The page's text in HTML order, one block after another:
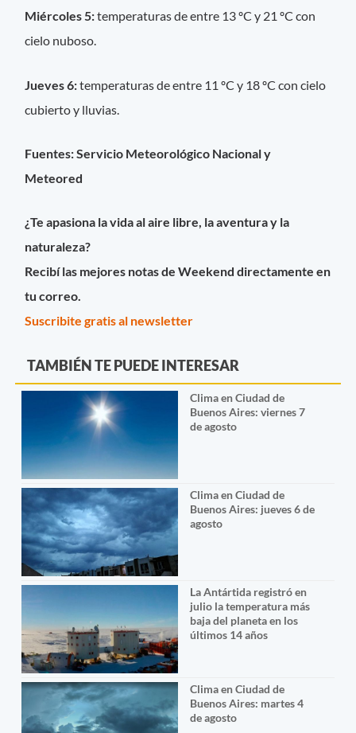
Miércoles 5:temperaturas de entre 13 ºC y 21 ºC con
cielo nuboso.
Jueves 6:temperaturas de entre 11 ºC y 18 ºC con cielo
cubierto y lluvias.
Fuentes: Servicio Meteorológico Nacional y
Meteored
¿Te apasiona la vida al aire libre, la aventura y la
naturaleza?
Recibí las mejores notas de Weekend directamente en
tu correo.
Suscribite gratis al newsletter
TAMBIÉN TE PUEDE INTERESAR
Clima en Ciudad de
Buenos Aires: viernes 7
de agosto
Clima en Ciudad de
Buenos Aires: jueves 6 de
agosto
La Antártida registró en
julio la temperatura más
baja del planeta en los
últimos 14 años
Clima en Ciudad de
Buenos Aires: martes 4
de agosto